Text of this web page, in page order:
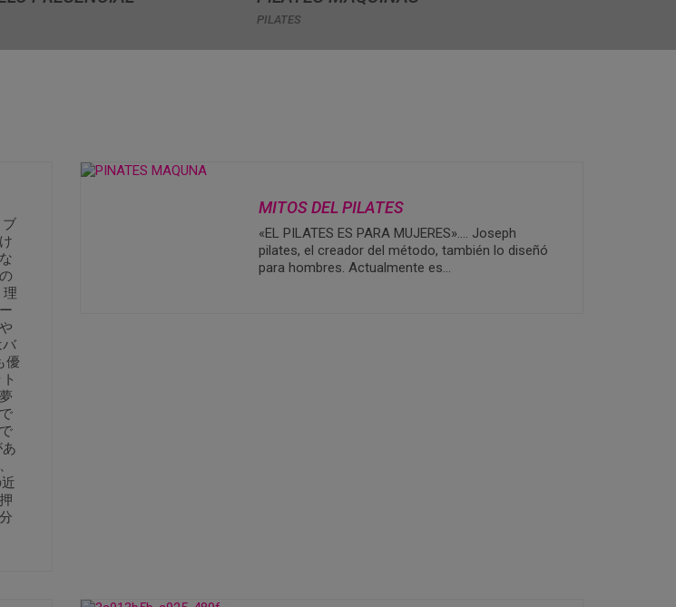
PILATES
ブ
理
バ
優
MITOS DEL PILATES
«EL PILATES ES PARA MUJERES»…. Joseph
pilates, el creador del método, también lo diseñó
para hombres. Actualmente es…